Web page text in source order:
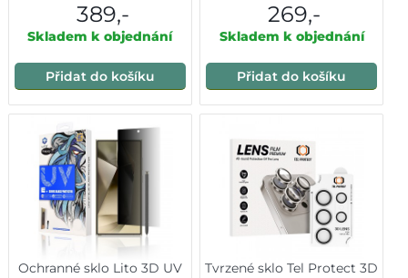
389,-
Skladem k objednání
Přidat do košíku
269,-
Skladem k objednání
Přidat do košíku
Ochranné sklo Lito 3D UV
Tvrzené sklo Tel Protect 3D